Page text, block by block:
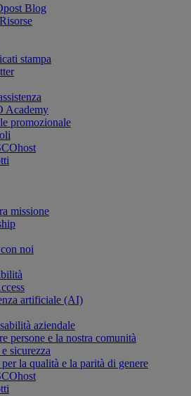
Blog
stampa
Academy
promozionale
missione
noi
artificiale (AI)
aziendale
persone e la nostra comunità
sicurezza
la qualità e la parità di genere